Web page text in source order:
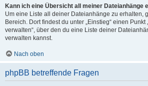
Kann ich eine Übersicht all meiner Dateianhänge
Um eine Liste all deiner Dateianhänge zu erhalten,
Bereich. Dort findest du unter „Einstieg“ einen Punkt
verwalten“, über den du eine Liste deiner
verwalten kannst.
Nach oben
phpBB betreffende Fragen